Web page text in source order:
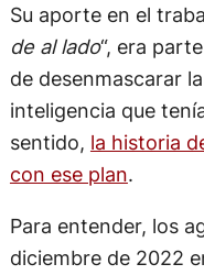
Su aporte en el
de al lado“, era
de desenmascarar
inteligencia que
sentido, la historia
con ese plan.
Para entender, los
diciembre de 2022